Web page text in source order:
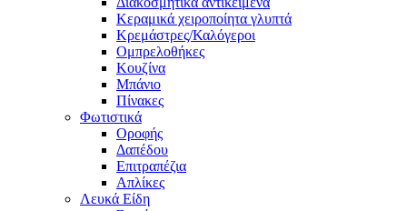
Κεραμικά χειροποίητα γλυπτά
Κρεμάστρες/Καλόγεροι
Ομπρελοθήκες
Κουζίνα
Μπάνιο
Πίνακες
Φωτιστικά
Οροφής
Δαπέδου
Επιτραπέζια
Απλίκες
Λευκά Είδη